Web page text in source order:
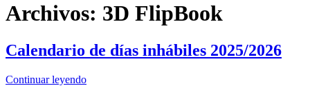
Archivos: 3D FlipBook
Calendario de días inhábiles 2025/2026
Continuar leyendo